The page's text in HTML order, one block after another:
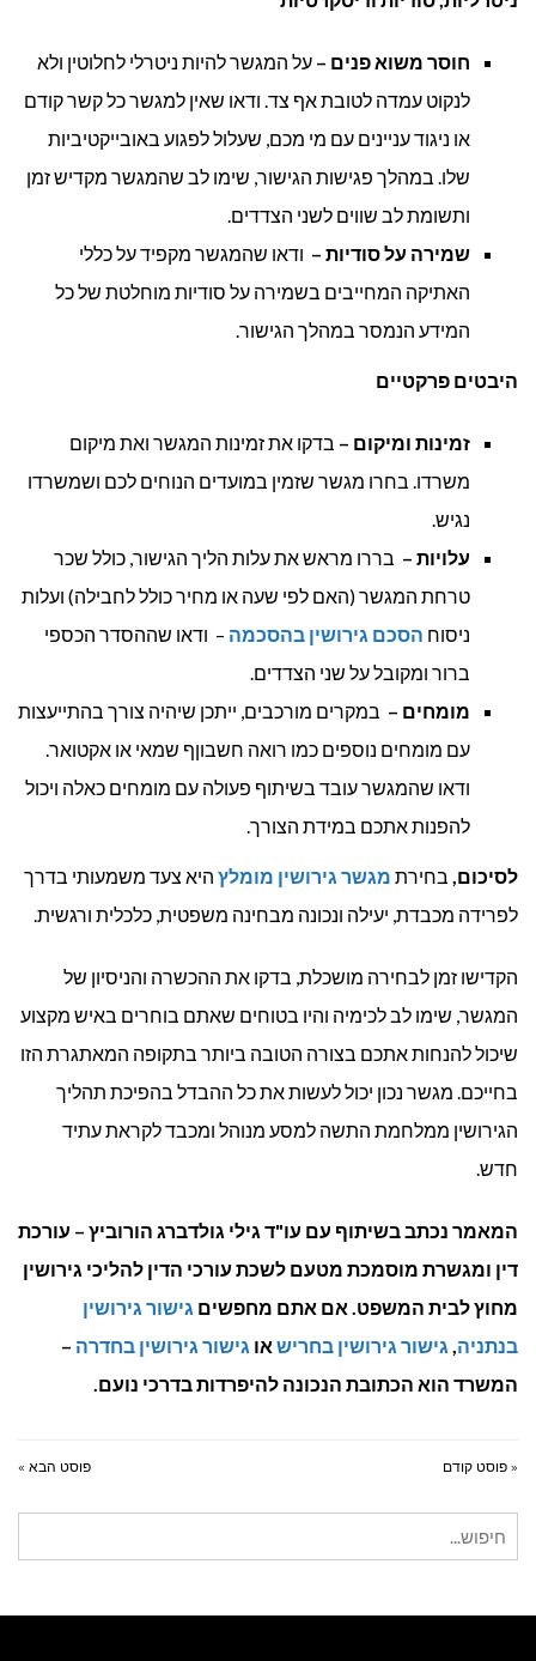
חוסר משוא פנים – על המגשר להיות ניטרלי לחלוטין ולא
לנקוט עמדה לטובת אף צד. ודאו שאין למגשר כל קשר קודם
או ניגוד עניינים עם מי מכם, שעלול לפגוע באובייקטיביות
שלו. במהלך פגישות הגישור, שימו לב שהמגשר מקדיש זמן
ותשומת לב שווים לשני הצדדים.
שמירה על סודיות – ודאו שהמגשר מקפיד על כללי
האתיקה המחייבים בשמירה על סודיות מוחלטת של כל
המידע הנמסר במהלך הגישור.
היבטים פרקטיים
זמינות ומיקום – בדקו את זמינות המגשר ואת מיקום
משרדו. בחרו מגשר שזמין במועדים הנוחים לכם ושמשרדו
נגיש.
עלויות – בררו מראש את עלות הליך הגישור, כולל שכר
טרחת המגשר (האם לפי שעה או מחיר כולל לחבילה) ועלות
ניסוח הסכם גירושין בהסכמה – ודאו שההסדר הכספי
ברור ומקובל על שני הצדדים.
מומחים – במקרים מורכבים, ייתכן שיהיה צורך בהתייעצות
עם מומחים נוספים כמו רואה חשבוןף שמאי או אקטואר.
ודאו שהמגשר עובד בשיתוף פעולה עם מומחים כאלה ויכול
להפנות אתכם במידת הצורך.
לסיכום, בחירת מגשר גירושין מומלץ היא צעד משמעותי בדרך
לפרידה מכבדת, יעילה ונכונה מבחינה משפטית, כלכלית ורגשית.
הקדישו זמן לבחירה מושכלת, בדקו את ההכשרה והניסיון של
המגשר, שימו לב לכימיה והיו בטוחים שאתם בוחרים באיש מקצוע
שיכול להנחות אתכם בצורה הטובה ביותר בתקופה המאתגרת הזו
בחייכם. מגשר נכון יכול לעשות את כל ההבדל בהפיכת תהליך
הגירושין ממלחמת התשה למסע מנוהל ומכבד לקראת עתיד
חדש.
המאמר נכתב בשיתוף עם עו"ד גילי גולדברג הורוביץ – עורכת
דין ומגשרת מוסמכת מטעם לשכת עורכי הדין להליכי גירושין
מחוץ לבית המשפט. אם אתם מחפשים גישור גירושין
בנתניה, גישור גירושין בחריש או גישור גירושין בחדרה –
המשרד הוא הכתובת הנכונה להיפרדות בדרכי נועם.
« פוסט קודם פוסט הבא »
עבור: